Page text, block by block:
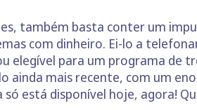
também basta conter um
com dinheiro. Ei-lo a
elegível para um programa de
ainda mais recente, com um
está disponível hoje, agora!